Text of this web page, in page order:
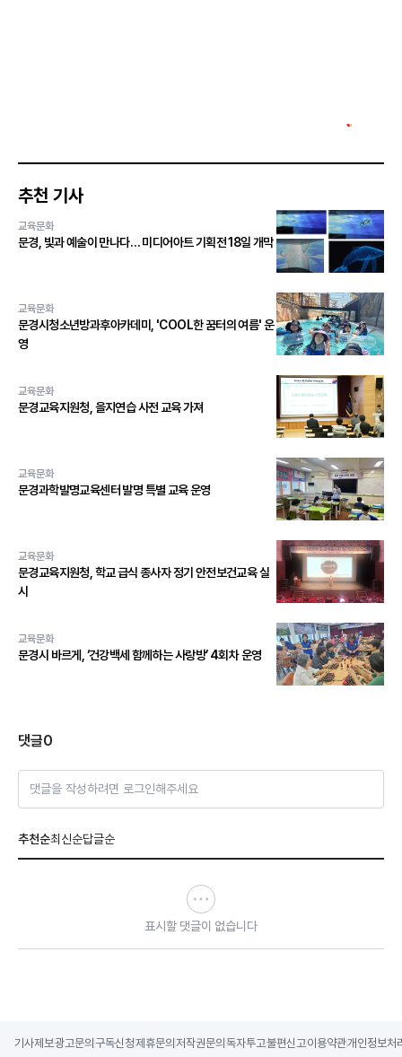
추천 기사
교육문화
문경, 빛과 예술이 만나다… 미디어아트 기획전 18일 개막
교육문화
문경시청소년방과후아카데미, 'COOL한 꿈터의 여름' 운
영
교육문화
문경교육지원청, 을지연습 사전 교육 가져
교육문화
문경과학발명교육센터 발명 특별 교육 운영
교육문화
문경교육지원청, 학교 급식 종사자 정기 안전보건교육 실
시
교육문화
문경시 바르게, ‘건강백세 함께하는 사랑방’ 4회차 운영
댓글0
댓글을 작성하려면 로그인해주세요
추천순최신순답글순
표시할 댓글이 없습니다
기사제보광고문의 구독신청제휴문의 저작권문의 독자투고불편신고이용약관개인정보처